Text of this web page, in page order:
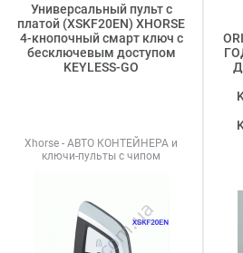
Универсальный пульт с
платой (XSKF20EN) XHORSE
4-кнопочный смарт ключ с
бесключевым доступом
KEYLESS-GO
Xhorse - АВТО КОНТЕЙНЕРА и
ключи-пульты с чипом